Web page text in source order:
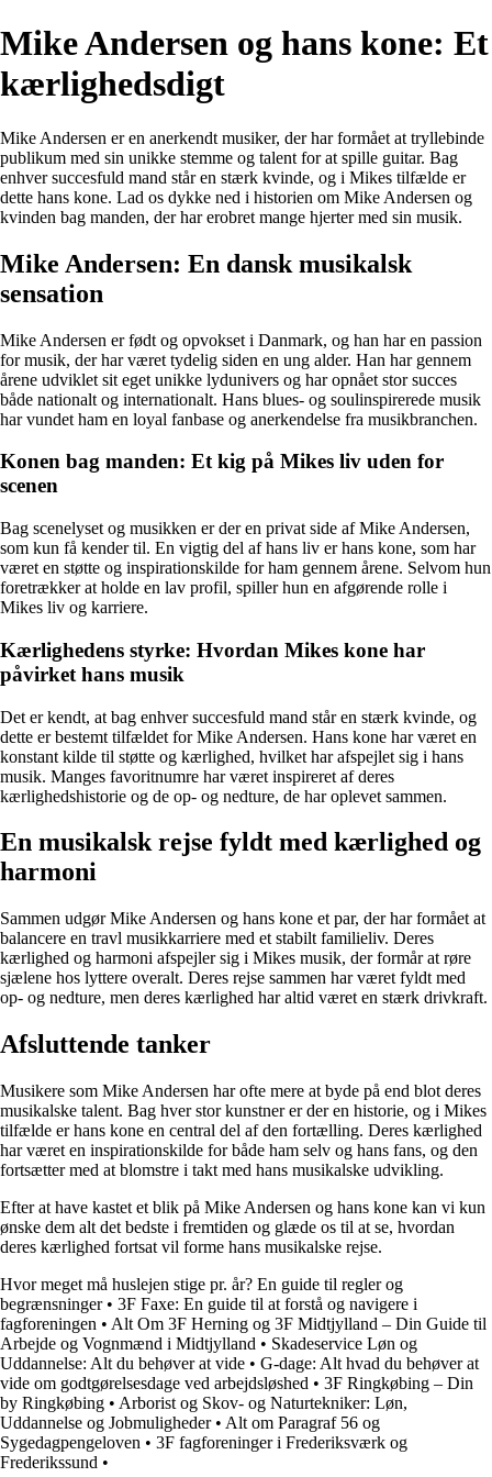
Mike Andersen og hans kone: Et
kærlighedsdigt
Mike Andersen er en anerkendt musiker, der har formået at tryllebinde
publikum med sin unikke stemme og talent for at spille guitar. Bag
enhver succesfuld mand står en stærk kvinde, og i Mikes tilfælde er
dette hans kone. Lad os dykke ned i historien om Mike Andersen og
kvinden bag manden, der har erobret mange hjerter med sin musik.
Mike Andersen: En dansk musikalsk
sensation
Mike Andersen er født og opvokset i Danmark, og han har en passion
for musik, der har været tydelig siden en ung alder. Han har gennem
årene udviklet sit eget unikke lydunivers og har opnået stor succes
både nationalt og internationalt. Hans blues- og soulinspirerede musik
har vundet ham en loyal fanbase og anerkendelse fra musikbranchen.
Konen bag manden: Et kig på Mikes liv uden for
scenen
Bag scenelyset og musikken er der en privat side af Mike Andersen,
som kun få kender til. En vigtig del af hans liv er hans kone, som har
været en støtte og inspirationskilde for ham gennem årene. Selvom hun
foretrækker at holde en lav profil, spiller hun en afgørende rolle i
Mikes liv og karriere.
Kærlighedens styrke: Hvordan Mikes kone har
påvirket hans musik
Det er kendt, at bag enhver succesfuld mand står en stærk kvinde, og
dette er bestemt tilfældet for Mike Andersen. Hans kone har været en
konstant kilde til støtte og kærlighed, hvilket har afspejlet sig i hans
musik. Manges favoritnumre har været inspireret af deres
kærlighedshistorie og de op- og nedture, de har oplevet sammen.
En musikalsk rejse fyldt med kærlighed og
harmoni
Sammen udgør Mike Andersen og hans kone et par, der har formået at
balancere en travl musikkarriere med et stabilt familieliv. Deres
kærlighed og harmoni afspejler sig i Mikes musik, der formår at røre
sjælene hos lyttere overalt. Deres rejse sammen har været fyldt med
op- og nedture, men deres kærlighed har altid været en stærk drivkraft.
Afsluttende tanker
Musikere som Mike Andersen har ofte mere at byde på end blot deres
musikalske talent. Bag hver stor kunstner er der en historie, og i Mikes
tilfælde er hans kone en central del af den fortælling. Deres kærlighed
har været en inspirationskilde for både ham selv og hans fans, og den
fortsætter med at blomstre i takt med hans musikalske udvikling.
Efter at have kastet et blik på Mike Andersen og hans kone kan vi kun
ønske dem alt det bedste i fremtiden og glæde os til at se, hvordan
deres kærlighed fortsat vil forme hans musikalske rejse.
Hvor meget må huslejen stige pr. år? En guide til regler og
begrænsninger• 3F Faxe: En guide til at forstå og navigere i
fagforeningen • Alt Om 3F Herning og 3F Midtjylland – Din Guide til
Arbejde og Vognmænd i Midtjylland • Skadeservice Løn og
Uddannelse: Alt du behøver at vide • G-dage: Alt hvad du behøver at
vide om godtgørelsesdage ved arbejdsløshed • 3F Ringkøbing – Din
by Ringkøbing • Arborist og Skov- og Naturtekniker: Løn,
Uddannelse og Jobmuligheder• Alt om Paragraf 56 og
Sygedagpengeloven • 3F fagforeninger i Frederiksværk og
Frederikssund •